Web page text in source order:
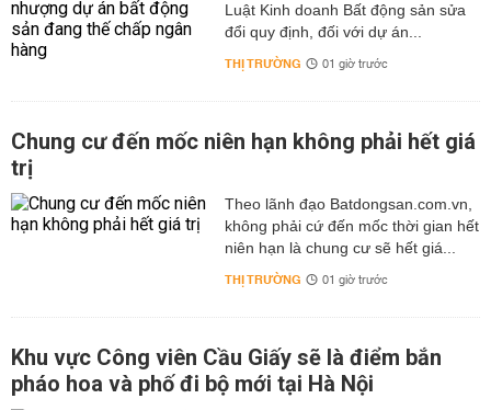
Luật Kinh doanh Bất động sản sửa
đổi quy định, đối với dự án...
THỊ TRƯỜNG 01 giờ trước
Chung cư đến mốc niên hạn không phải hết giá
trị
Theo lãnh đạo Batdongsan.com.vn,
không phải cứ đến mốc thời gian hết
niên hạn là chung cư sẽ hết giá...
THỊ TRƯỜNG 01 giờ trước
Khu vực Công viên Cầu Giấy sẽ là điểm bắn
pháo hoa và phố đi bộ mới tại Hà Nội